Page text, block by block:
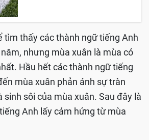
tìm thấy các thành ngữ tiếng Anh
nhưng mùa xuân là mùa có
Hầu hết các thành ngữ tiếng
mùa xuân phản ánh sự tràn
sinh sôi của mùa xuân. Sau đây là
Anh lấy cảm hứng từ mùa